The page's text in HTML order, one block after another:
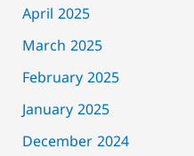
April 2025
March 2025
February 2025
January 2025
December 2024